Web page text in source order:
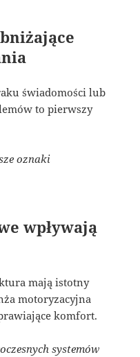
świadomości lub
to pierwszy
oznaki
wpływają
mają istotny
motoryzacyjna
komfort.
systemów